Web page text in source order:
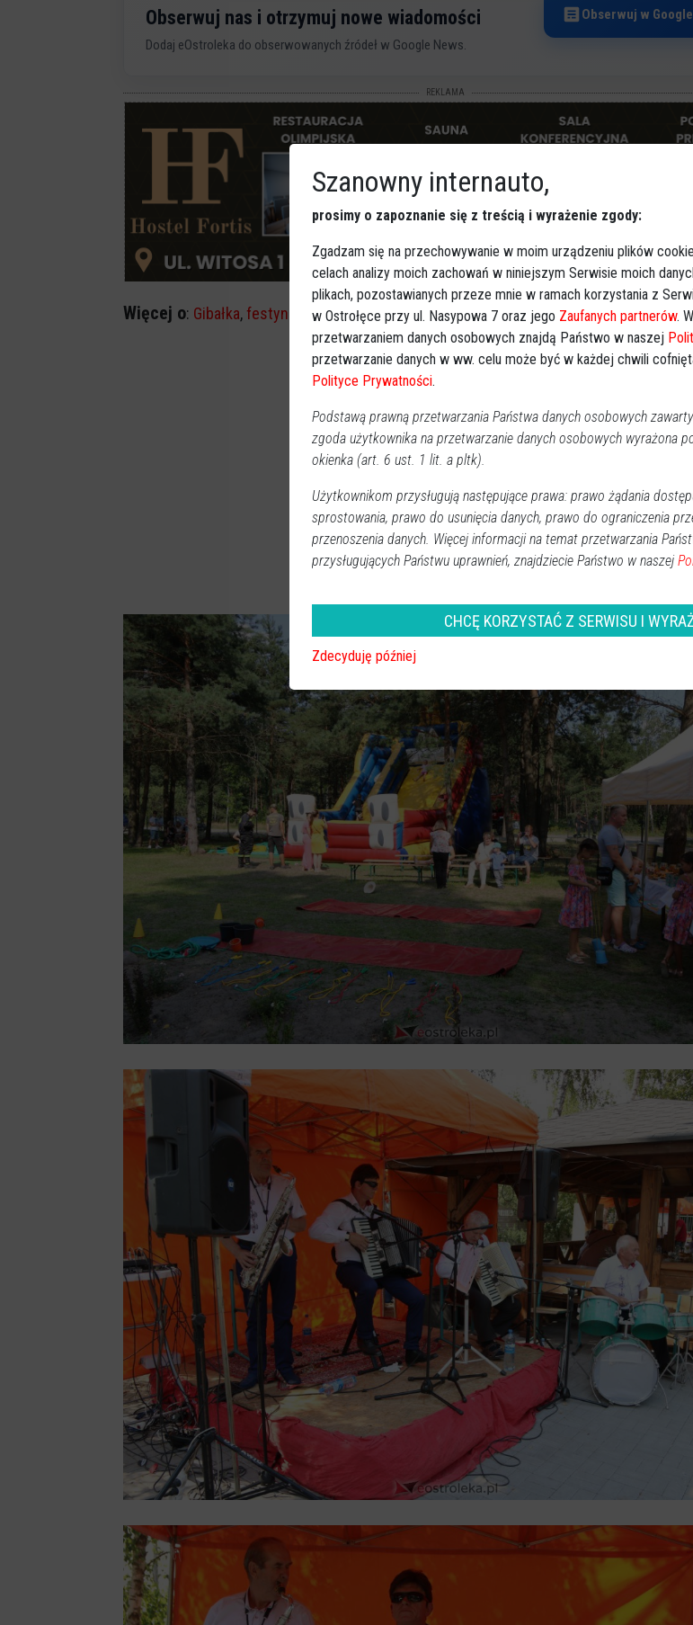
Obserwuj nas i otrzymuj nowe wiadomości
Dodaj eOstroleka do obserwowanych źródeł w Google News.
Obserwuj w
REKLAMA
Więcej o: Gibałka, festyn wiejski
Szanowny internauto,
prosimy o zapoznanie się z treścią i wyrażenie zgody:
Zgadzam się na przechowywanie w moim urządzeniu plików
celach analizy moich zachowań w niniejszym Serwisie moich
plikach, pozostawianych przeze mnie w ramach korzystania z
w Ostrołęce przy ul. Nasypowa 7 oraz jego Zaufanych partnerów.
przetwarzaniem danych osobowych znajdą Państwo w naszej
przetwarzanie danych w ww. celu może być w każdej chwili
Polityce Prywatności.
Podstawą prawną przetwarzania Państwa danych osobowych
zgoda użytkownika na przetwarzanie danych osobowych wyrażona
okienka (art. 6 ust. 1 lit. a pltk).
Użytkownikom przysługują następujące prawa: prawo żądania
sprostowania, prawo do usunięcia danych, prawo do ograniczenia
przenoszenia danych. Więcej informacji na temat przetwarzania
przysługujących Państwu uprawnień, znajdziecie Państwo w naszej
CHCĘ KORZYSTAĆ Z SERWISU I
Zdecyduję później